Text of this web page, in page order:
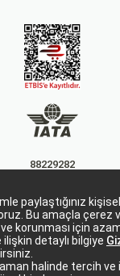
paylaştığınız
Bu amaçla çerez
korunması için
detaylı bilgiye
halinde tercih ve
88229282
15863